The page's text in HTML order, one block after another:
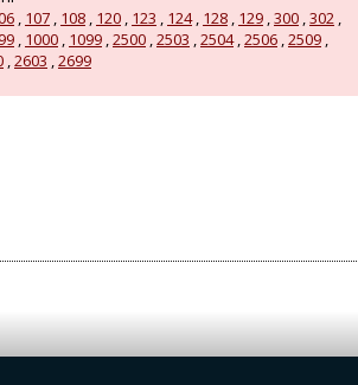
, 107 , 108 , 120 , 123 , 124, 128 , 129 ,300 ,302 ,
, 1000 , 1099 ,2500 ,2503 ,2504,2506 ,2509 ,
,2603 ,2699